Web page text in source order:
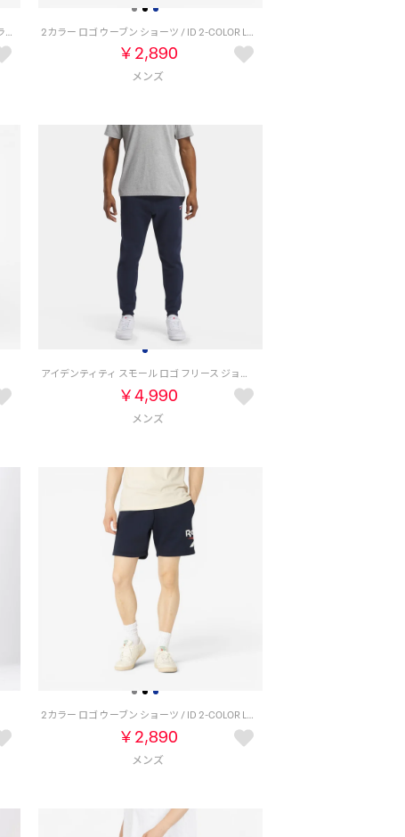
総柄サーフトランクス【返品不可商品】 （ブラック） 2カラー ロゴ ウーブン ショーツ / ID 2-COLOR LOGO 7 SHORT （グレー）
￥2,890
アイデンティティ スモール ロゴ フリース ジョガー / IDENTITY SMALL LOGO FLEECE JOGGER （ベクターネイビー）
￥4,990
2カラー ロゴ ウーブン ショーツ / ID 2-COLOR LOGO 7 SHORT （ネイビー）
￥2,890